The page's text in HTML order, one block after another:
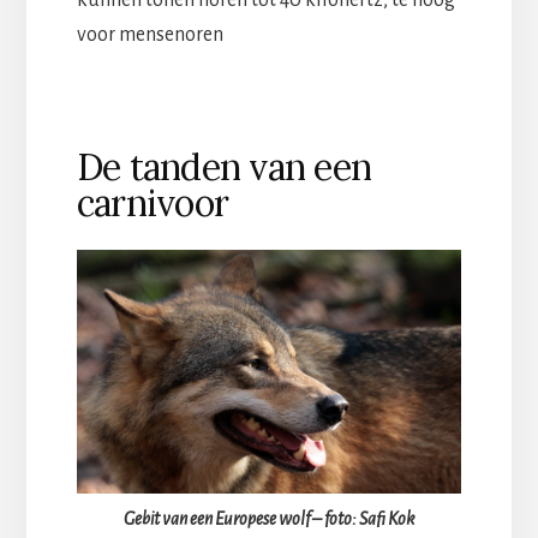
voor mensenoren
De tanden van een
carnivoor
Gebit van een Europese wolf – foto: Safi Kok